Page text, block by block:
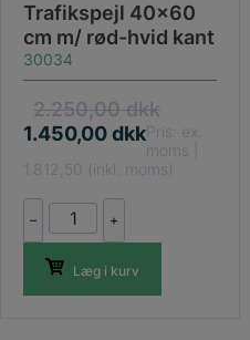
Trafikspejl 40×60
cm m/ rød-hvid kant
30034
2.250,00dkk
1.450,00dkk Pris: ex.
moms |
1.812,50 (inkl. moms)
–
Trafikspejl
40x60
cm
m/
rød-
+
Læg i kurv